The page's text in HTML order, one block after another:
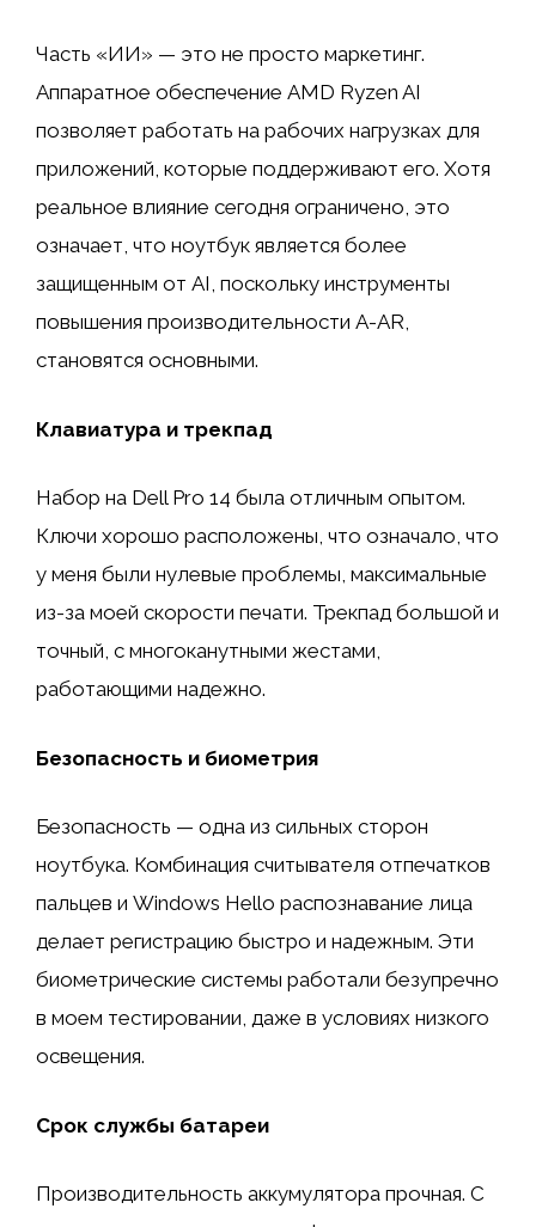
Часть «ИИ» — это не просто маркетинг.
Аппаратное обеспечение AMD Ryzen AI
позволяет работать на рабочих нагрузках для
приложений, которые поддерживают его. Хотя
реальное влияние сегодня ограничено, это
означает, что ноутбук является более
защищенным от AI, поскольку инструменты
повышения производительности A-AR,
становятся основными.
Клавиатура и трекпад
Набор на Dell Pro 14 была отличным опытом.
Ключи хорошо расположены, что означало, что
у меня были нулевые проблемы, максимальные
из-за моей скорости печати. Трекпад большой и
точный, с многоканутными жестами,
работающими надежно.
Безопасность и биометрия
Безопасность — одна из сильных сторон
ноутбука. Комбинация считывателя отпечатков
пальцев и Windows Hello распознавание лица
делает регистрацию быстро и надежным. Эти
биометрические системы работали безупречно
в моем тестировании, даже в условиях низкого
освещения.
Срок службы батареи
Производительность аккумулятора прочная. С